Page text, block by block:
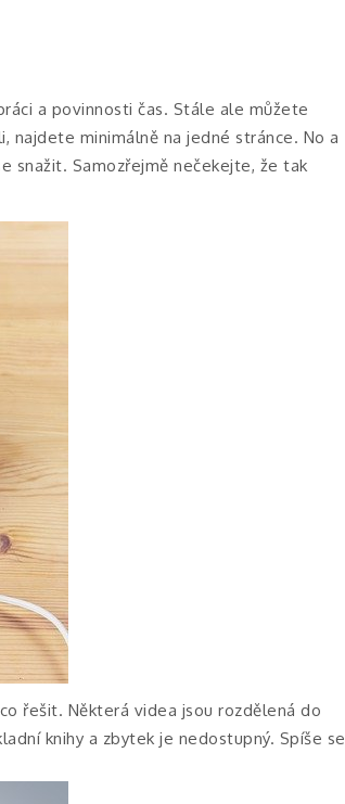
a povinnosti čas. Stále ale můžete
najdete minimálně na jedné stránce. No a
snažit. Samozřejmě nečekejte, že tak
řešit. Některá videa jsou rozdělená do
knihy a zbytek je nedostupný. Spíše se